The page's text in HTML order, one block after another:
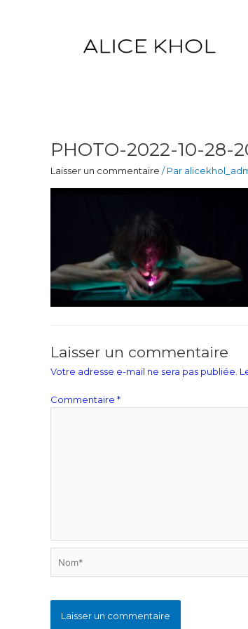
PHOTO-2022-10-28-
Laisser un commentaire / Par
Laisser un commentaire
Votre adresse e-mail ne sera pas publiée.
Commentaire *